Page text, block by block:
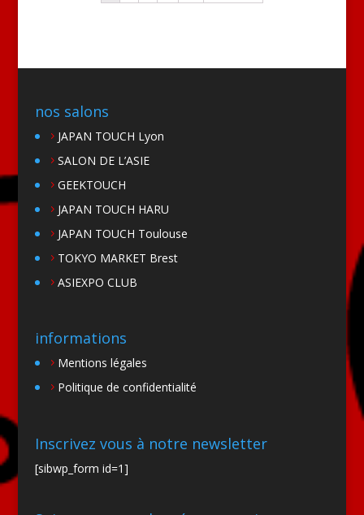
nos salons
JAPAN TOUCH Lyon
SALON DE L’ASIE
GEEKTOUCH
JAPAN TOUCH HARU
JAPAN TOUCH Toulouse
TOKYO MARKET Brest
ASIEXPO CLUB
informations
Mentions légales
Politique de confidentialité
Inscrivez vous à notre newsletter
[sibwp_form id=1]